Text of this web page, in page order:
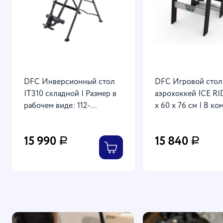
DFC Инверсионный стол
IT310 складной | Размер в
рабочем виде: 112-
см
15 990 Р
DFC Игровой
аэрохоккей ICE
х 60 х 76 см | В
модель
15 840 Р